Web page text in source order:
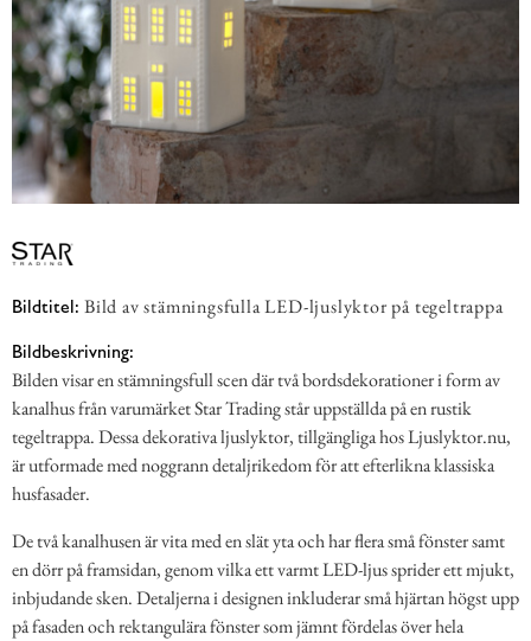
Bildtitel: Bild av stämningsfulla LED-ljuslyktor på tegeltrappa
Bildbeskrivning:
Bilden visar en stämningsfull scen där två bordsdekorationer i form av
kanalhus från varumärket Star Trading står uppställda på en rustik
tegeltrappa. Dessa dekorativa ljuslyktor, tillgängliga hos Ljuslyktor.nu,
är utformade med noggrann detaljrikedom för att efterlikna klassiska
husfasader.
De två kanalhusen är vita med en slät yta och har flera små fönster samt
en dörr på framsidan, genom vilka ett varmt LED-ljus sprider ett mjukt,
inbjudande sken. Detaljerna i designen inkluderar små hjärtan högst upp
på fasaden och rektangulära fönster som jämnt fördelas över hela